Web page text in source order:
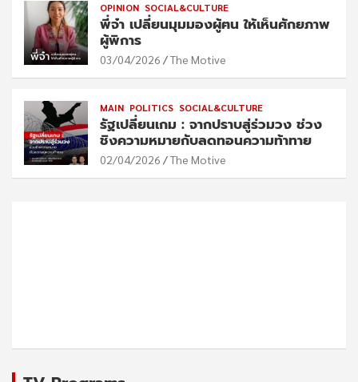
OPINION SOCIAL&CULTURE
พี่จ๋า เปลี่ยนมุมมองผู้ฅน ให้เห็นศักยภาพ
ผู้พิการ
03/04/2026 The Motive
MAIN POLITICS SOCIAL&CULTURE
รัฐเปลี่ยนเกม : จากปราบสู่ร่วมวง ช่วง
ชิงความหมายกับลดทอนความท้าทาย
02/04/2026 The Motive